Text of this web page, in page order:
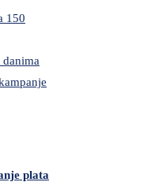
150
danima
plata